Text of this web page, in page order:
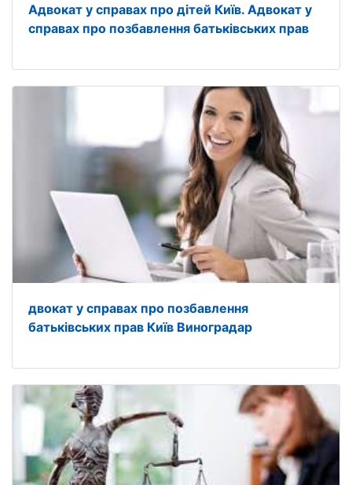
Адвокат у справах про дітей Київ. Адвокат у
справах про позбавлення батьківських прав
двокат у справах про позбавлення
батьківських прав Київ Виноградар